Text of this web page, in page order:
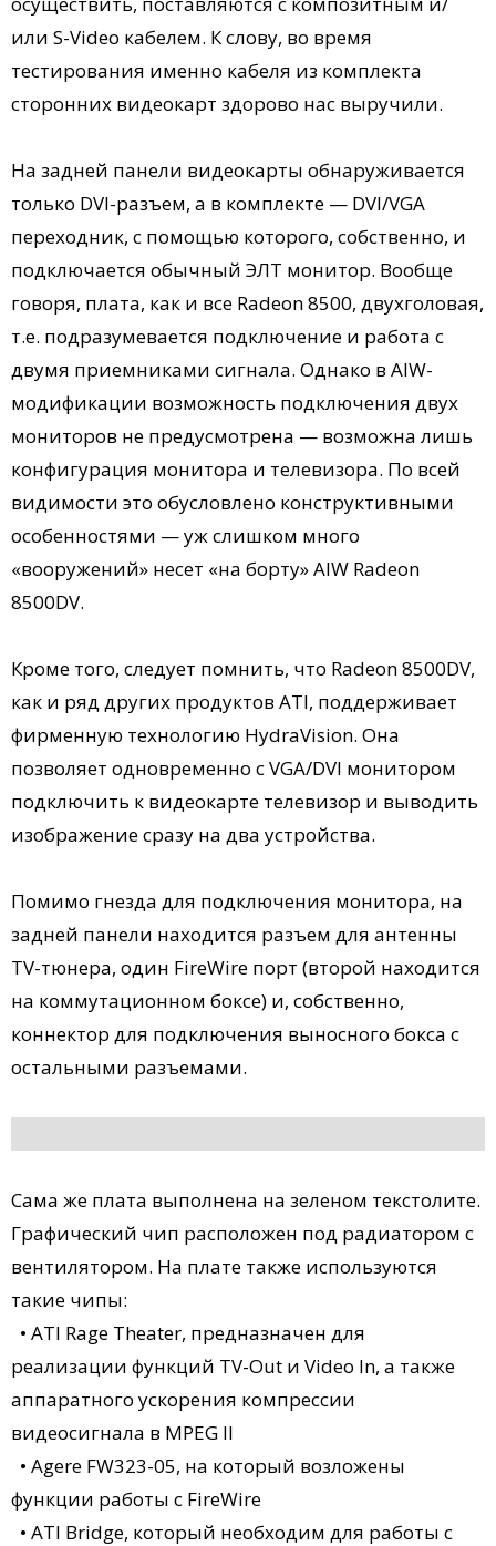
или S-Video кабелем. К слову, во время
тестирования именно кабеля из комплекта
сторонних видеокарт здорово нас выручили.
На задней панели видеокарты обнаруживается
только DVI-разъем, а в комплекте — DVI/VGA
переходник, с помощью которого, собственно, и
подключается обычный ЭЛТ монитор. Вообще
говоря, плата, как и все Radeon 8500, двухголовая,
т.е. подразумевается подключение и работа с
двумя приемниками сигнала. Однако в AIW-
модификации возможность подключения двух
мониторов не предусмотрена — возможна лишь
конфигурация монитора и телевизора. По всей
видимости это обусловлено конструктивными
особенностями — уж слишком много
«вооружений» несет «на борту» AIW Radeon
8500DV.
Кроме того, следует помнить, что Radeon 8500DV,
как и ряд других продуктов ATI, поддерживает
фирменную технологию HydraVision. Она
позволяет одновременно с VGA/DVI монитором
подключить к видеокарте телевизор и выводить
изображение сразу на два устройства.
Помимо гнезда для подключения монитора, на
задней панели находится разъем для антенны
TV-тюнера, один FireWire порт (второй находится
на коммутационном боксе) и, собственно,
коннектор для подключения выносного бокса с
остальными разъемами.
Сама же плата выполнена на зеленом текстолите.
Графический чип расположен под радиатором с
вентилятором. На плате также используются
такие чипы:
• ATI Rage Theater, предназначен для
реализации функций TV-Out и Video In, а также
аппаратного ускорения компрессии
видеосигнала в MPEG II
• Agere FW323-05, на который возложены
функции работы с FireWire
• ATI Bridge, который необходим для работы с